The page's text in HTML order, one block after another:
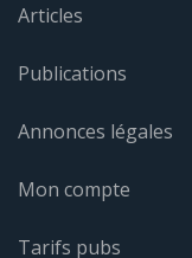
Articles
Publications
Annonces légales
Mon compte
Tarifs pubs